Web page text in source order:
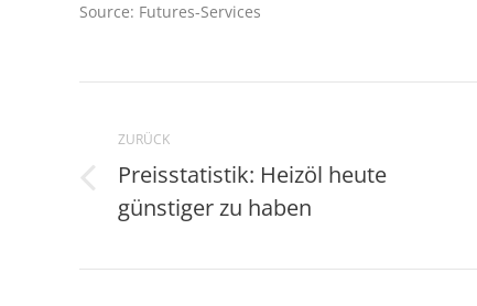
Source: Futures-Services
ZURÜCK
Vorheriger
Beitrag:
Preisstatistik: Heizöl heute
günstiger zu haben